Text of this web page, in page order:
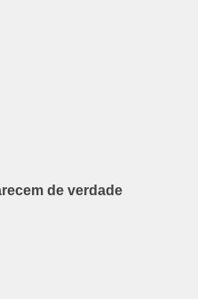
de verdade